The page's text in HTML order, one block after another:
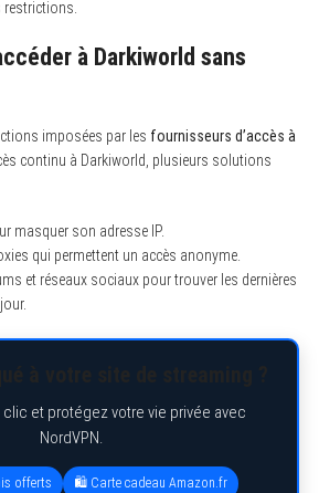
restrictions.
à Darkiworld sans
imposées par les fournisseurs d’accès à
continu à Darkiworld, plusieurs solutions
masquer son adresse IP.
qui permettent un accès anonyme.
et réseaux sociaux pour trouver les dernières
clic et protégez votre vie privée avec
NordVPN.
offerts 🛍️ Carte cadeau Amazon.fr